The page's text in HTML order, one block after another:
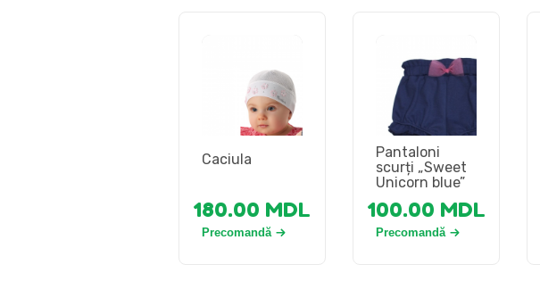
Caciula
180.00 MDL
Precomandă
Pantaloni
scurți „Sweet
Unicorn blue”
100.00 MDL
Precomandă